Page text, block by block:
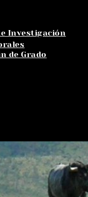
Investigación
de Grado